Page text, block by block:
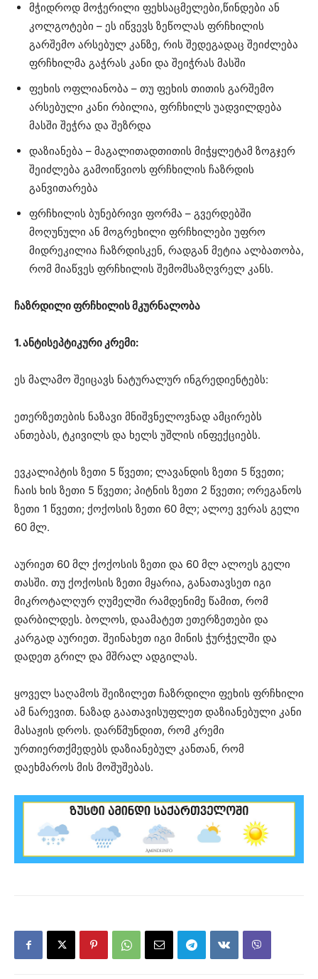
მჭიდროდ მოჭერილი ფეხსაცმელები,წინდები ან
კოლგოტები – ეს იწვევს ზეწოლას ფრჩხილის
გარშემო არსებულ კანზე, რის შედეგადაც შეიძლება
ფრჩხილმა გაჭრას კანი და შეიჭრას მასში
ფეხის ოფლიანობა – თუ ფეხის თითის გარშემო
არსებული კანი რბილია, ფრჩხილს უადვილდება
მასში შეჭრა და შეზრდა
დაზიანება – მაგალითადთითის მიჭყლეტამ ზოგჯერ
შეიძლება გამოიწვიოს ფრჩხილის ჩაზრდის
განვითარება
ფრჩხილის ბუნებრივი ფორმა – გვერდებში
მოღუნული ან მოგრეხილი ფრჩხილები უფრო
მიდრეკილია ჩაზრდისკენ, რადგან მეტია ალბათობა,
რომ მიაწვეს ფრჩხილის შემომსაზღვრელ კანს.
ჩაზრდილი ფრჩხილის მკურნალობა
1. ანტისეპტიკური კრემი:
ეს მალამო შეიცავს ნატურალურ ინგრედიენტებს:
ეთერზეთების ნაზავი მნიშვნელოვნად ამცირებს
ანთებას, ტკივილს და ხელს უშლის ინფექციებს.
ევკალიპტის ზეთი 5 წვეთი; ლავანდის ზეთი 5 წვეთი;
ჩაის ხის ზეთი 5 წვეთი; პიტნის ზეთი 2 წვეთი; ორეგანოს
ზეთი 1 წვეთი; ქოქოსის ზეთი 60 მლ; ალოე ვერას გელი
60 მლ.
აურიეთ 60 მლ ქოქოსის ზეთი და 60 მლ ალოეს გელი
თასში. თუ ქოქოსის ზეთი მყარია, განათავსეთ იგი
მიკროტალღურ ღუმელში რამდენიმე წამით, რომ
დარბილდეს. ბოლოს, დაამატეთ ეთერზეთები და
კარგად აურიეთ. შეინახეთ იგი მინის ჭურჭელში და
დადეთ გრილ და მშრალ ადგილას.
ყოველ საღამოს შეიზილეთ ჩაზრდილი ფეხის ფრჩხილი
ამ ნარევით. ნაზად გაათავისუფლეთ დაზიანებული კანი
მასაჟის დროს. დარწმუნდით, რომ კრემი
ურთიერთქმედებს დაზიანებულ კანთან, რომ
დაეხმაროს მის მოშუშებას.